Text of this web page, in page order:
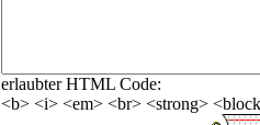
erlaubter HTML Code:
<b> <i> <em> <br> <strong>